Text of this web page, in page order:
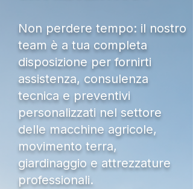
Non perdere tempo: il nostro
team è a tua completa
disposizione per fornirti
assistenza, consulenza
tecnica e preventivi
personalizzati nel settore
delle macchine agricole,
movimento terra,
giardinaggio e attrezzature
professionali.